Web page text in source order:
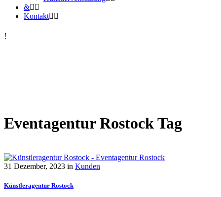
&
Kontakt
Eventagentur Rostock Tag
31 Dezember, 2023 in Kunden
Künstleragentur Rostock